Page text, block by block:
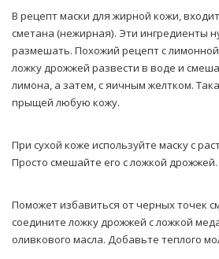
В рецепт маски для жирной кожи,
сметана (нежирная). Эти ингредиенты
размешать. Похожий рецепт с
ложку дрожжей развести в воде и
лимона, а затем, с яичным желтком.
прыщей любую кожу.
При сухой коже используйте маску с
Просто смешайте его с ложкой дрожжей.
Поможет избавиться от черных точек
соедините ложку дрожжей с ложкой
оливкового масла. Добавьте теплого